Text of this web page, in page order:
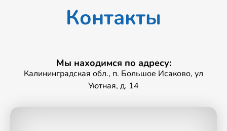
Контакты
Мы находимся по адресу:
Калининградская обл., п. Большое Исаково, ул
Уютная, д. 14